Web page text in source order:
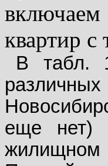
квартир
В табл.
еще нет)
жилищном